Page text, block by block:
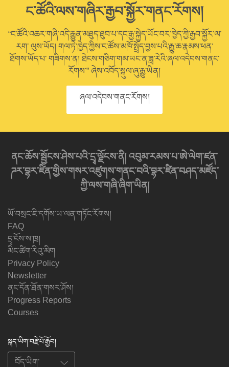
ང་ཚོའི་ལས་གཞིར་རྒྱབ་སྐྱོར་གནང་རོགས།
“ང་ཚོའི་འཆར་གཞི་འདི་རྒྱུན་མཐུད་ཐུབ་པ་དང་རྒྱ་སྐྱེད་ཡོང་བར་ཁྱེད་ཀྱི་རྒྱབ་སྐྱོར་ལ་
རག་ ལུས་ཡོད། གལ་ཏེ་ཁྱེད་ཀྱིས་ང་ཚོས་མཁོ་སྤྲོད་བྱས་པའི་རྒྱུ་ཆ་རྣམས་ཕན་
ཐོགས་ཡོད་པ་ གཟིགས་ན། ཐེངས་གཅིག་གམ་ཡང་ན་ཟླ་རེའི་ཞལ་འདེབས་གནང་
རོགས་” ཞེས་འབོད་སྐུལ་ཞུ་རྒྱུ་ཡིན།
ཞལ་འདེབས་གནང་རོགས།
ནང་ཆོས་སྦྱོངས་ཤེས་པའི་དྲྭ་ལྗོངས་ནི། འབུམ་རམས་པ་ཨེ་ལེག་ཛན་
ཌར་བྷར་ཛིན་གྱིས་གསར་འཛུགས་གནང་བའི་བྷར་ཛིན་བཤད་མཛོད་
ཀྱི་ལས་གཞི་ཞིག་ཡིན།
ཡོ་བསྲང་ཇི་དགོས་ཡ་ལན་གཏོང་རོགས།
FAQ
དྲྭ་ངོས་ས་ཁྲ།
མིང་ཚིག་རིའུ་མིག
Privacy Policy
Newsletter
ནང་དོན་ཐོན་གསར་ཤོས།
Progress Reports
Courses
སྐད་ཡིག་བརྗེ་པོ་རྒྱོབ།